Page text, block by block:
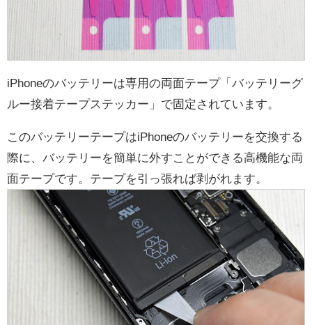
iPhoneのバッテリーは専用の両面テープ「バッテリーグ
ルー接着テープステッカー」で固定されています。
このバッテリーテープはiPhoneのバッテリーを交換する
際に、バッテリーを簡単に外すことができる高機能な両
面テープです。テープを引っ張れば剥がれます。